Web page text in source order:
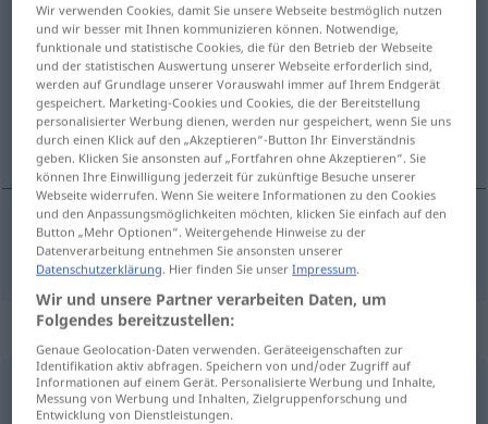
unerfahrenadj
Übersicht aller Übersetzungen
(Für mehr Details die Übersetzung anklicken/antippen)
inexperto, sin experiencia
inexperto, sinexperiencia unerfahren
Synonyme für "unerfahren"
unschuldig,naiv,unberührt
Wir verwenden Cookies, damit Sie unsere Webseite bestmöglich nutzen
und wir besser mit Ihnen kommunizieren können. Notwendige,
funktionale und statistische Cookies, die für den Betrieb der Webseite
und der statistischen Auswertung unserer Webseite erforderlich sind,
werden auf Grundlage unserer Vorauswahl immer auf Ihrem Endgerät
gespeichert. Marketing-Cookies und Cookies, die der Bereitstellung
personalisierter Werbung dienen, werden nur gespeichert, wenn Sie uns
durch einen Klick auf den „Akzeptieren“-Button Ihr Einverständnis
geben. Klicken Sie ansonsten auf „Fortfahren ohne Akzeptieren“. Sie
können Ihre Einwilligung jederzeit für zukünftige Besuche unserer
Webseite widerrufen. Wenn Sie weitere Informationen zu den Cookies
und den Anpassungsmöglichkeiten möchten, klicken Sie einfach auf den
Button „Mehr Optionen“. Weitergehende Hinweise zu der
Datenverarbeitung entnehmen Sie ansonsten unserer
Datenschutzerklärung. Hier finden Sie unserImpressum.
Wir und unsere Partner verarbeiten Daten, um
Folgendes bereitzustellen:
Genaue Geolocation-Daten verwenden. Geräteeigenschaften zur
Identifikation aktiv abfragen. Speichern von und/oder Zugriff auf
Informationen auf einem Gerät. Personalisierte Werbung und Inhalte,
Messung von Werbung und Inhalten, Zielgruppenforschung und
Entwicklung von Dienstleistungen.